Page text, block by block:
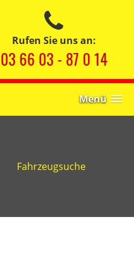
Rufen Sie uns an:
03 66 03 - 87 0 14
Menü
Fahrzeugsuche